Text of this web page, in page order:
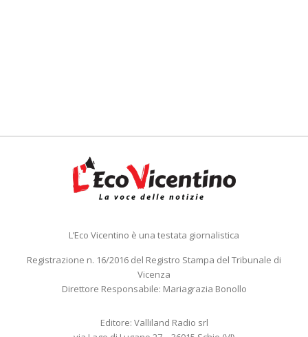
L’Eco Vicentino è una testata giornalistica
Registrazione n. 16/2016 del Registro Stampa del Tribunale di
Vicenza
Direttore Responsabile: Mariagrazia Bonollo
Editore: Valliland Radio srl